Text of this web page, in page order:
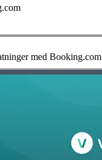
med Booking.com